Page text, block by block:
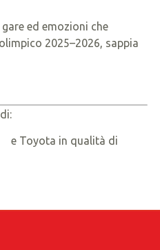
ed emozioni che
2025–2026, sappia
e Toyota in qualità di